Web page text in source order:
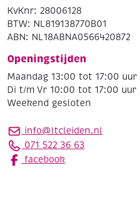
KvKnr: 28006128
BTW: NL819138770B01
ABN: NL18ABNA0566420872
Openingstijden
Maandag 13:00 tot 17:00 uur
Di t/m Vr 10:00 tot 17:00 uur
Weekend gesloten
info@ltcleiden.nl
071 522 36 63
facebook